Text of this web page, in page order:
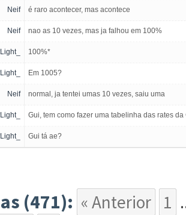
Neif é raro acontecer, mas acontece
Neif nao as 10 vezes, mas ja falhou em 100%
100%*
Em 1005?
Neif normal, ja tentei umas 10 vezes, saiu uma
Gui, tem como fazer uma tabelinha das rates
Gui tá ae?
(471): « Anterior 1